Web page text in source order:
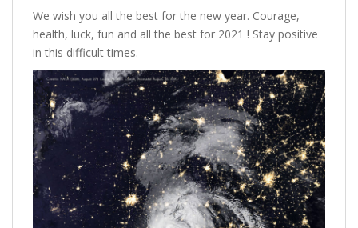
We wish you all the best for the new year. Courage,
health, luck, fun and all the best for 2021 ! Stay positive
in this difficult times.